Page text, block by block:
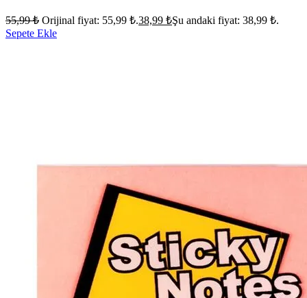
55,99₺ Orijinal fiyat: 55,99 ₺.38,99 ₺Şu andaki fiyat: 38,99 ₺.
Sepete Ekle